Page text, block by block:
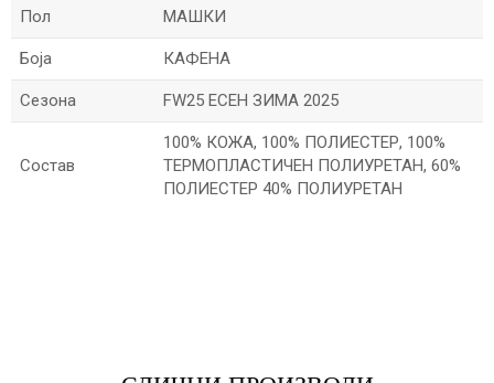
Пол МАШКИ
Боја КАФЕНА
Сезона FW25 ЕСЕН ЗИМА 2025
Состав
100% КОЖА, 100% ПОЛИЕСТЕР, 100%
ТЕРМОПЛАСТИЧЕН ПОЛИУРЕТАН, 60%
ПОЛИЕСТЕР 40% ПОЛИУРЕТАН